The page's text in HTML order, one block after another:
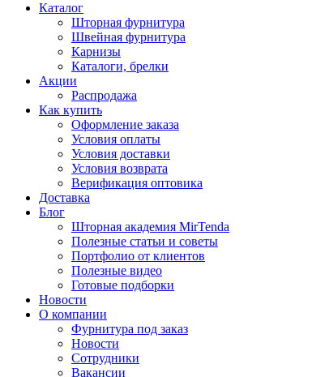
Каталог
Шторная фурнитура
Швейная фурнитура
Карнизы
Каталоги, брелки
Акции
Распродажа
Как купить
Оформление заказа
Условия оплаты
Условия доставки
Условия возврата
Верификация оптовика
Доставка
Блог
Шторная академия MirTenda
Полезные статьи и советы
Портфолио от клиентов
Полезные видео
Готовые подборки
Новости
О компании
Фурнитура под заказ
Новости
Сотрудники
Вакансии